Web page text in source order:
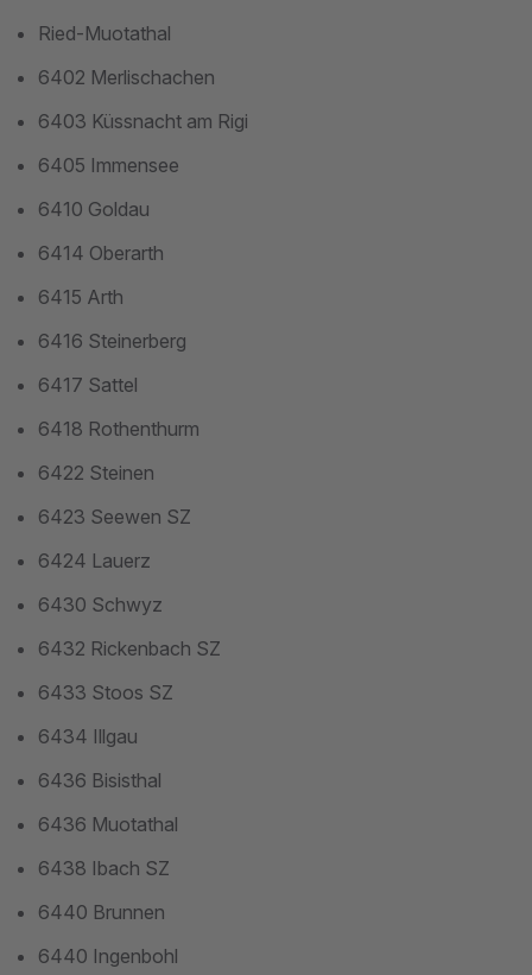
Ried-Muotathal
6402 Merlischachen
6403 Küssnacht am Rigi
6405 Immensee
6410 Goldau
6414 Oberarth
6415 Arth
6416 Steinerberg
6417 Sattel
6418 Rothenthurm
6422 Steinen
6423 Seewen SZ
6424 Lauerz
6430 Schwyz
6432 Rickenbach SZ
6433 Stoos SZ
6434 Illgau
6436 Bisisthal
6436 Muotathal
6438 Ibach SZ
6440 Brunnen
6440 Ingenbohl